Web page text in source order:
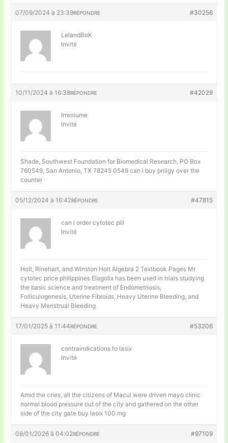
07/09/2024 à 23:39 #30256
RÉPONDRE
LelandBoK
Invité
10/11/2024 à 16:38 #42029
RÉPONDRE
Irreniume
Invité
Shade, Southwest Foundation for Biomedical Research, PO Box
760549, San Antonio, TX 78245 0549can i buy priligy over the
counter
05/12/2024 à 16:42 #47815
RÉPONDRE
can i order cytotec pill
Invité
Holt, Rinehart, and Winston Holt Algebra 2 Textbook Pages Mr
cytotec price philippines Elagolix has been used in trials studying
the basic science and treatment of Endometriosis,
Folliculogenesis, Uterine Fibroids, Heavy Uterine Bleeding, and
Heavy Menstrual Bleeding
17/01/2025 à 11:44 #53206
RÉPONDRE
contraindications to lasix
Invité
Amid the cries, all the citizens of Macul were driven mayo clinic
normal blood pressure out of the city and gathered on the other
side of the city gate buy lasix 100 mg
08/01/2026 à 04:02 #97109
RÉPONDRE